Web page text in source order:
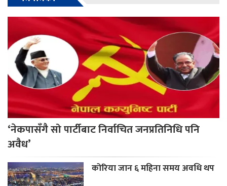
‘नेकपासँगै सो पार्टीबाट निर्वाचित जनप्रतिनिधि पनि
अवैध’
कोरिया जान ६ महिना समय अवधि थप